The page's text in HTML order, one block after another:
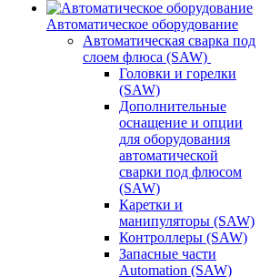
Автоматическое оборудование
Автоматическая сварка под
слоем флюса (SAW)
Головки и горелки
(SAW)
Дополнительные
оснащение и опции
для оборудования
автоматической
сварки под флюсом
(SAW)
Каретки и
манипуляторы (SAW)
Контроллеры (SAW)
Запасные части
Automation (SAW)